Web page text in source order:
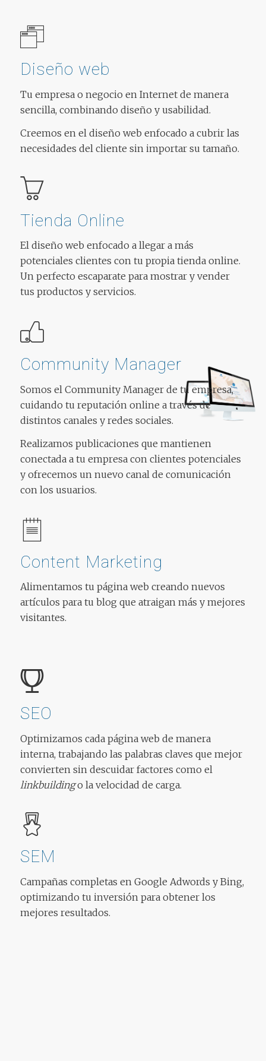
Diseño web
Tu empresa o negocio en Internet de manera
sencilla, combinando diseño y usabilidad.
Creemos en el diseño web enfocado a cubrir las
necesidades del cliente sin importar su tamaño.
Tienda Online
El diseño web enfocado a llegar a más
potenciales clientes con tu propia tienda online.
Un perfecto escaparate para mostrar y vender
tus productos y servicios.
Community Manager
Somos el Community Manager de tu empresa,
cuidando tu reputación online a través de
distintos canales y redes sociales.
Realizamos publicaciones que mantienen
conectada a tu empresa con clientes potenciales
y ofrecemos un nuevo canal de comunicación
con los usuarios.
Content Marketing
Alimentamos tu página web creando nuevos
artículos para tu blog que atraigan más y mejores
visitantes.
SEO
Optimizamos cada página web de manera
interna, trabajando las palabras claves que mejor
convierten sin descuidar factores como el
linkbuildingo la velocidad de carga.
SEM
Campañas completas en Google Adwords y Bing,
optimizando tu inversión para obtener los
mejores resultados.